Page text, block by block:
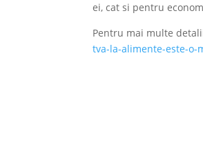
ei, cat si pentru
Pentru mai multe
tva-la-alimente-este-o-